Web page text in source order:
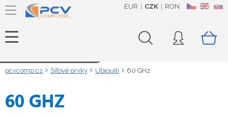
CZ EN SK
EUR CZK RON
pcvcomp.cz Síťové prvky Ubiquiti 60 GHz
60 GHZ